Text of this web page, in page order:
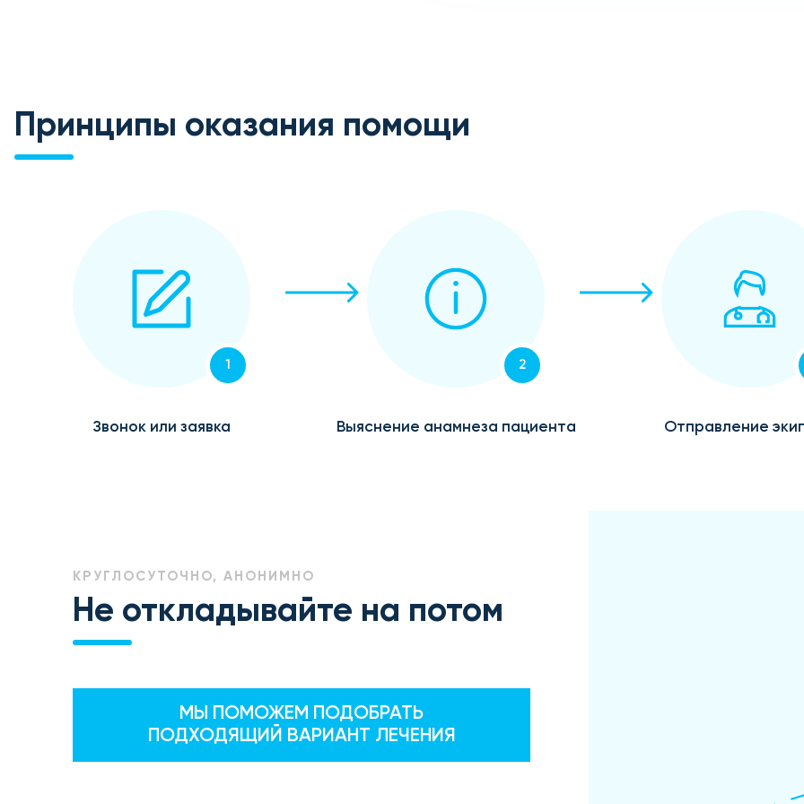
Принципы оказания помощи
1
Звонок или заявка
2
Выяснение анамнеза пациента Отправление
КРУГЛОСУТОЧНО, АНОНИМНО
Не откладывайте на потом
МЫ ПОМОЖЕМ ПОДОБРАТЬ
ПОДХОДЯЩИЙ ВАРИАНТ ЛЕЧЕНИЯ